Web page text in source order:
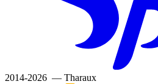
2014-2026 — Tharaux